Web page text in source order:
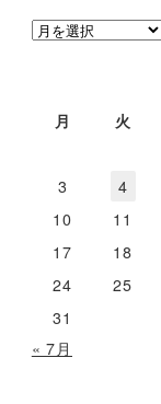
ア
月
火
3
4
10
11
17
18
24
25
31
« 7月